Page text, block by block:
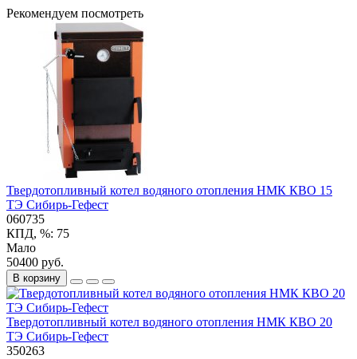
Рекомендуем посмотреть
Твердотопливный котел водяного отопления НМК КВО 15
ТЭ Сибирь-Гефест
060735
КПД, %: 75
Мало
50400 руб.
В корзину
Твердотопливный котел водяного отопления НМК КВО 20
ТЭ Сибирь-Гефест
350263